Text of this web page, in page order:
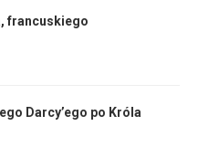
francuskiego
Darcy’ego po Króla